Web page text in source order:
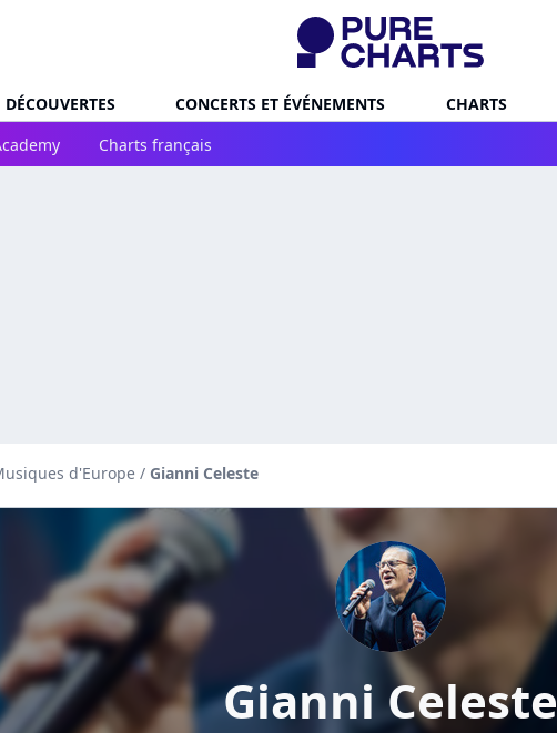
DÉCOUVERTES CONCERTS ET ÉVÉNEMENTS CHARTS
Charts français
d'Europe / Gianni Celeste
Gianni Celeste